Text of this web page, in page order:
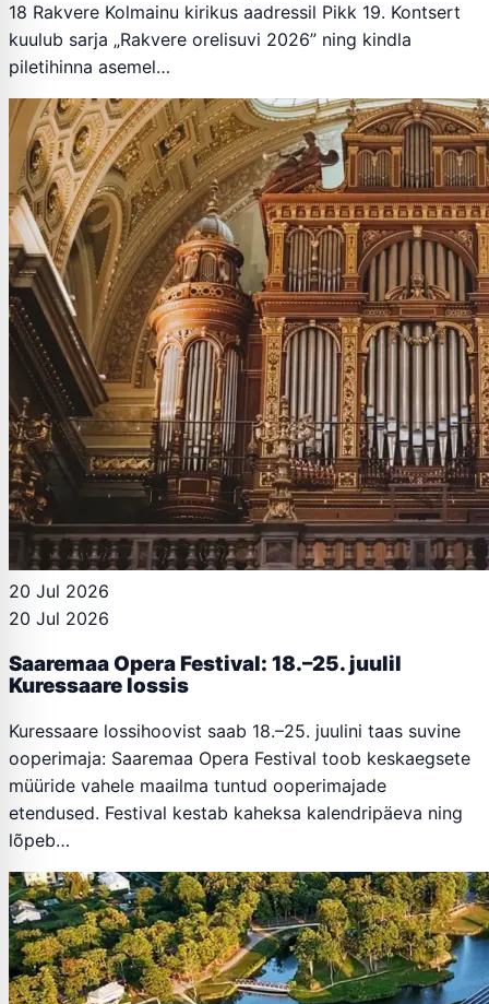
18 Rakvere Kolmainu kirikus aadressil Pikk 19. Kontsert
kuulub sarja „Rakvere orelisuvi 2026” ning kindla
piletihinna asemel…
20 Jul 2026
20 Jul 2026
Saaremaa Opera Festival: 18.–25. juulil
Kuressaare lossis
Kuressaare lossihoovist saab 18.–25. juulini taas suvine
ooperimaja: Saaremaa Opera Festival toob keskaegsete
müüride vahele maailma tuntud ooperimajade
etendused. Festival kestab kaheksa kalendripäeva ning
lõpeb…